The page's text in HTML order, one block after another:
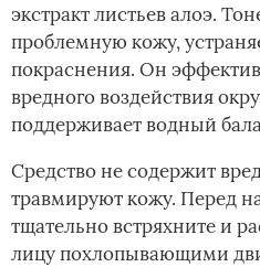
экстракт листьев алоэ.
проблемную кожу,
покраснения. Он
вредного воздействия
поддерживает водный
Средство не содержит
травмируют кожу. Перед
тщательно встряхните и
лицу похлопывающими